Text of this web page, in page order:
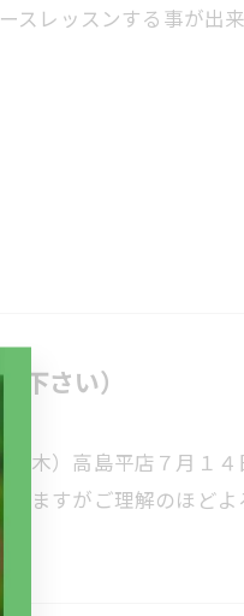
スレッスンする事が出
下さい）
木）高島平店７月１
ますがご理解のほど